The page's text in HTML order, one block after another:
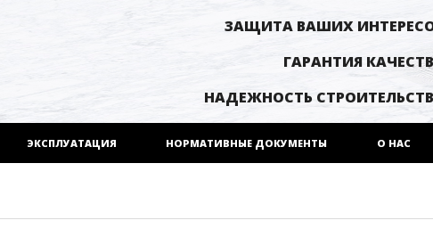
ЗАЩИТА ВАШИХ
ГАРАНТИЯ
НАДЕЖНОСТЬ
ЭКСПЛУАТАЦИЯ НОРМАТИВНЫЕ ДОКУМЕНТЫ О НАС